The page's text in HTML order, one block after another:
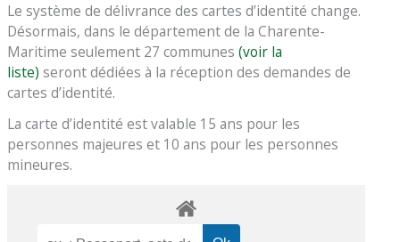
Le système de délivrance des cartes d’identité change.
Désormais, dans le département de la Charente-
Maritime seulement 27 communes(voir la
liste) seront dédiées à la réception des demandes de
cartes d’identité.
La carte d’identité est valable 15 ans pour les
personnes majeures et 10 ans pour les personnes
mineures.